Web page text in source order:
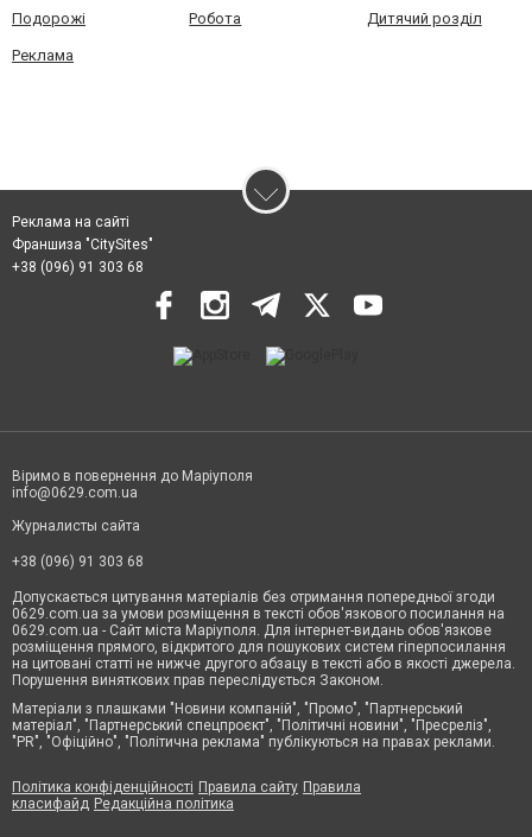
Подорожі Робота Дитячий розділ
Реклама
Реклама на сайті
Франшиза "CitySites"
+38 (096) 91 303 68
Віримо в повернення до Маріуполя
info@0629.com.ua
Журналисты сайта
+38 (096) 91 303 68
Допускається цитування матеріалів без отримання попередньої згоди
0629.com.ua за умови розміщення в тексті обов'язкового посилання на
0629.com.ua - Сайт міста Маріуполя. Для інтернет-видань обов'язкове
розміщення прямого, відкритого для пошукових систем гіперпосилання
на цитовані статті не нижче другого абзацу в тексті або в якості джерела.
Порушення виняткових прав переслідується Законом.
Матеріали з плашками "Новини компаній", "Промо", "Партнерський
матеріал", "Партнерський спецпроєкт", "Політичні новини", "Пресреліз",
"PR", "Офіційно", "Політична реклама" публікуються на правах реклами.
Політика конфіденційності Правила сайту Правила
класифайд Редакційна політика